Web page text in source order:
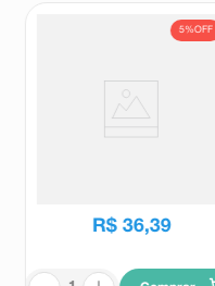
5%OFF
R$ 36,39